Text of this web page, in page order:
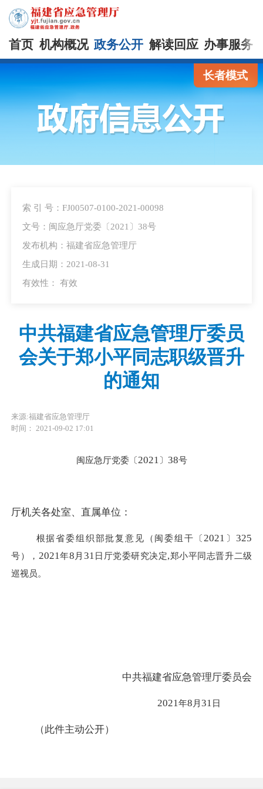
首页 机构概况 政务公开 解读回应 办事服务
长者模式
索 引 号：FJ00507-0100-2021-00098
文号：闽应急厅党委〔2021〕38号
发布机构：福建省应急管理厅
生成日期：2021-08-31
有效性： 有效
中共福建省应急管理厅委员
会关于郑小平同志职级晋升
的通知
来源:福建省应急管理厅
时间： 2021-09-02 17:01
闽应急厅党委〔2021〕 38号
厅机关各处室、直属单位：
根据省委组织部批复意见（闽委组干〔2021 〕325
号）， 2021年8 月 31日厅党委研究决定,郑小平同志晋升二级
巡视员。
中共福建省应急管理厅委员会
2021年8月31日
（此件主动公开）